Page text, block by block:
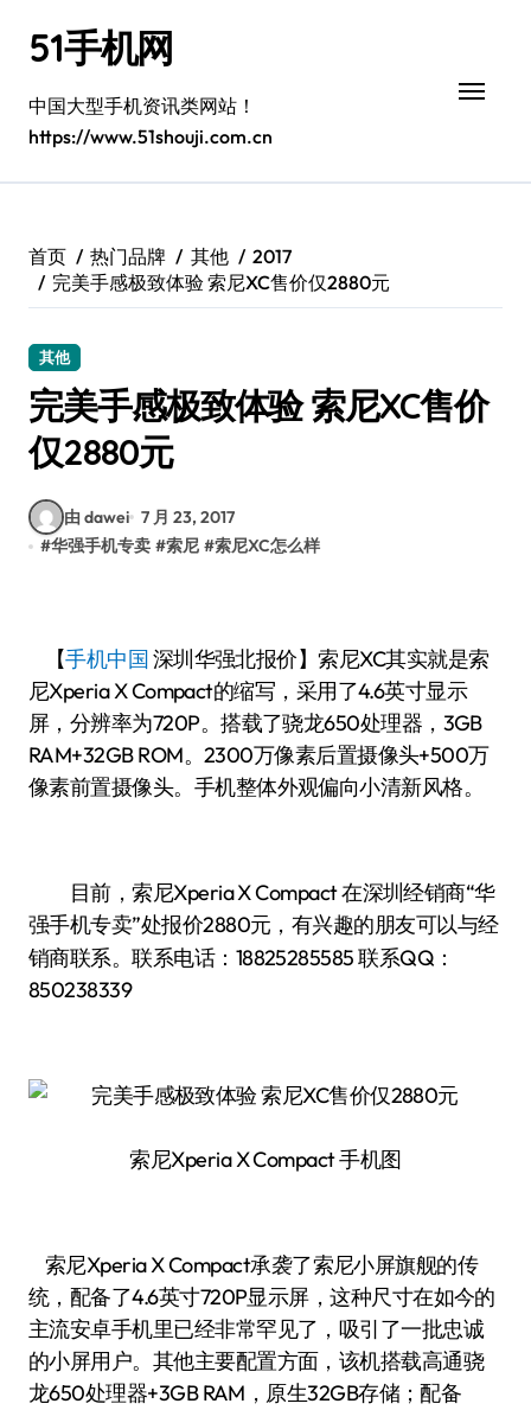
51手机网
中国大型手机资讯类网站！
https://www.51shouji.com.cn
首页 热门品牌 其他
2017
完美手感极致体验 索尼XC售价仅2880元
其他
完美手感极致体验 索尼XC售价
仅2880元
由 dawei 7 月 23, 2017
#华强手机专卖 #索尼 #索尼XC怎么样
【手机中国深圳华强北报价】索尼XC其实就是索
尼Xperia X Compact的缩写，采用了4.6英寸显示
屏，分辨率为720P。搭载了骁龙650处理器，3GB
RAM+32GB ROM。2300万像素后置摄像头+500万
像素前置摄像头。手机整体外观偏向小清新风格。
目前，索尼Xperia X Compact 在深圳经销商“华
强手机专卖”处报价2880元， 有兴趣的朋友可以与经
销商联系。联系电话： 18825285585联系QQ：
850238339
索尼Xperia X Compact 手机图
索尼Xperia X Compact承袭了索尼小屏旗舰的传
统，配备了4.6英寸720P显示屏，这种尺寸在如今的
主流安卓手机里已经非常罕见了，吸引了一批忠诚
的小屏用户。其他主要配置方面，该机搭载高通骁
龙650处理器+3GB RAM，原生32GB存储；配备